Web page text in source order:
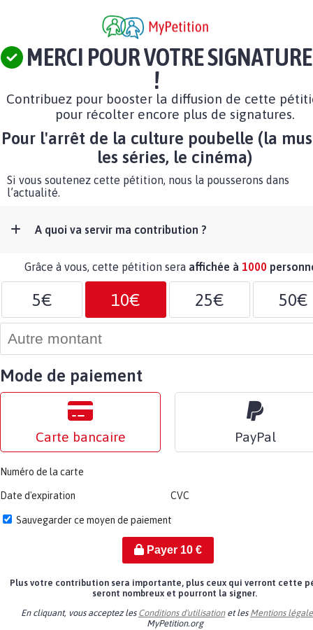
MERCI POUR VOTRE SIGNATURE
!
Contribuez pour booster la diffusion de cette
pour récolter encore plus de signatures.
Pour l'arrêt de la culture poubelle (la
les séries, le cinéma)
Si vous soutenez cette pétition, nous la pousserons dans
l’actualité.
A quoi va servir ma contribution ?
Grâce à vous, cette pétition sera affichée à 1000
5€ 10€ 25€ 50€
Mode de paiement
Carte bancaire PayPal
Numéro de la carte
Date d'expiration CVC
Sauvegarder ce moyen de paiement
Payer 10€
Plus votre contribution sera importante, plus ceux qui verront cette
seront nombreux et pourront la signer.
En cliquant, vous acceptez les Conditions d'utilisationet les Mentions
MyPetition.org